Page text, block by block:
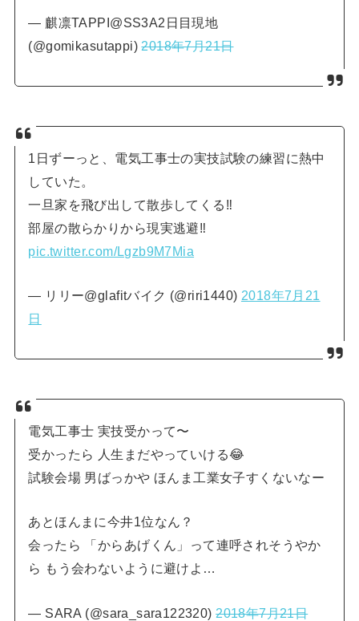
— 麒凛TAPPI@SS3A2日目現地
(@gomikasutappi)2018年7月21日
1日ずーっと、電気工事士の実技試験の練習に熱中
していた。
一旦家を飛び出して散歩してくる‼︎
部屋の散らかりから現実逃避‼︎
pic.twitter.com/Lgzb9M7Mia
— リリー@glafitバイク (@riri1440) 2018年7月21
日
電気工事士 実技受かって〜
受かったら 人生まだやっていける😂
試験会場 男ばっかや ほんま工業女子すくないなー
あとほんまに今井1位なん？
会ったら 「からあげくん」って連呼されそうやか
ら もう会わないように避けよ…
— SARA (@sara_sara122320)2018年7月21日